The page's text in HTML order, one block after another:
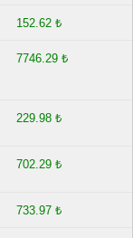
152.62 ₺
7746.29 ₺
229.98 ₺
702.29 ₺
733.97 ₺